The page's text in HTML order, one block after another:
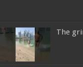
The